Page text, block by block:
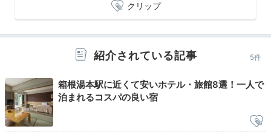
プなど、栄養バランスのとれた和食膳が提供されます。
クリップ
紹介されている記事 5件
箱根湯本駅に近くて安いホテル・旅館8選！一人で
泊まれるコスパの良い宿